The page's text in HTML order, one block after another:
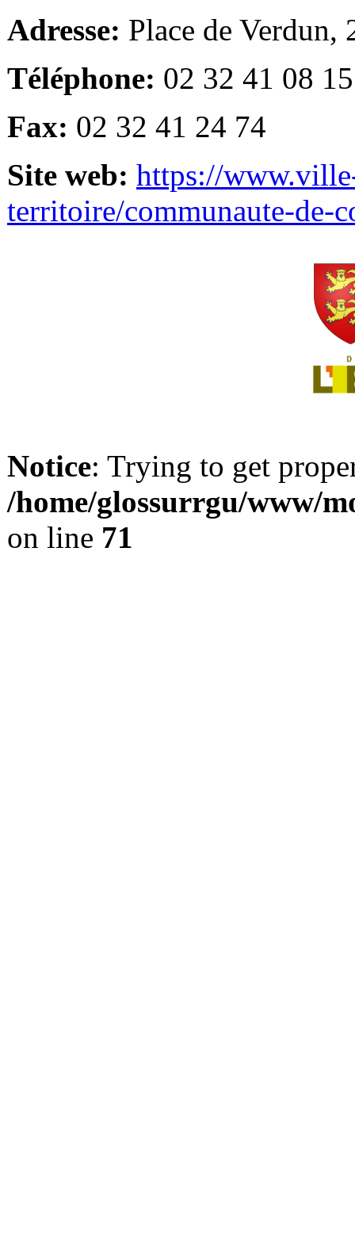
Adresse: Place de Verdun,
Téléphone: 02 32 41 08 15
Fax: 02 32 41 24 74
Site web: https://
territoire/communaute-de-
Notice: Trying to get
/home/glossurrgu/www/
on line 71